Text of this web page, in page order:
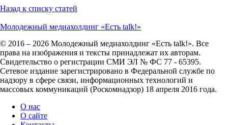
Назад к списку статей
Молодежный медиахолдинг «Есть talk!»
© 2016 – 2026 Молодежный медиахолдинг «Есть talk!». Все
права на изображения и тексты принадлежат их авторам.
Свидетельство о регистрации СМИ ЭЛ № ФС 77 - 65395.
Сетевое издание зарегистрировано в Федеральной службе по
надзору в сфере связи, информационных технологий и
массовых коммуникаций (Роскомнадзор) 18 апреля 2016 года.
О нас
О сайте